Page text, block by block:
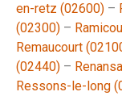
en-retz (02600) –
(02300) –
Remaucourt
(02440) –
Ressons-le-long